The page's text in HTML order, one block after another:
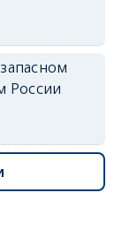
России